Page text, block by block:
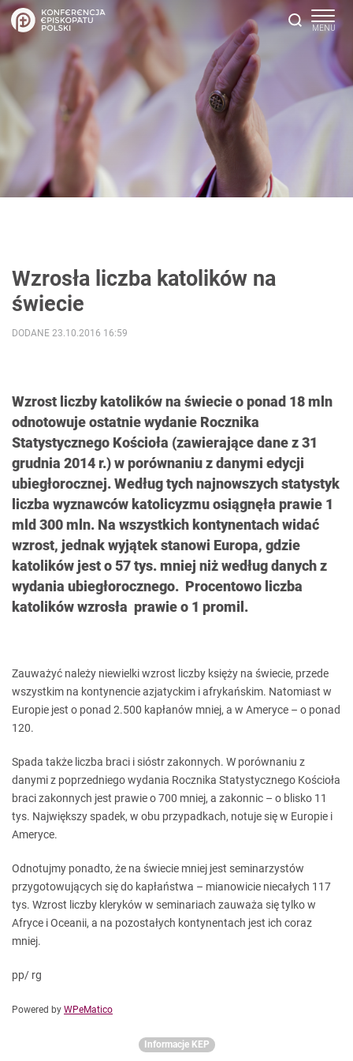
Wzrosła liczba katolików na
świecie
Wzrost liczby katolików na świecie o ponad 18 mln
odnotowuje ostatnie wydanie Rocznika
Statystycznego Kościoła (zawierające dane z 31
grudnia 2014 r.) w porównaniu z danymi edycji
ubiegłorocznej. Według tych najnowszych statystyk
liczba wyznawców katolicyzmu osiągnęła prawie 1
mld 300 mln. Na wszystkich kontynentach widać
wzrost, jednak wyjątek stanowi Europa, gdzie
katolików jest o 57 tys. mniej niż według danych z
wydania ubiegłorocznego. Procentowo liczba
katolików wzrosła prawie o 1 promil.
DODANE 23.10.2016 16:59
Zauważyć należy niewielki wzrost liczby księży na świecie, przede
wszystkim na kontynencie azjatyckim i afrykańskim. Natomiast w
Europie jest o ponad 2.500 kapłanów mniej, a w Ameryce – o ponad
120.
Spada także liczba braci i sióstr zakonnych. W porównaniu z
danymi z poprzedniego wydania Rocznika Statystycznego Kościoła
braci zakonnych jest prawie o 700 mniej, a zakonnic – o blisko 11
tys. Największy spadek, w obu przypadkach, notuje się w Europie i
Ameryce.
Odnotujmy ponadto, że na świecie mniej jest seminarzystów
przygotowujących się do kapłaństwa – mianowicie niecałych 117
tys. Wzrost liczby kleryków w seminariach zauważa się tylko w
Afryce i Oceanii, a na pozostałych kontynentach jest ich coraz
mniej.
pp/ rg
Powered by WPeMatico
Informacje KEP